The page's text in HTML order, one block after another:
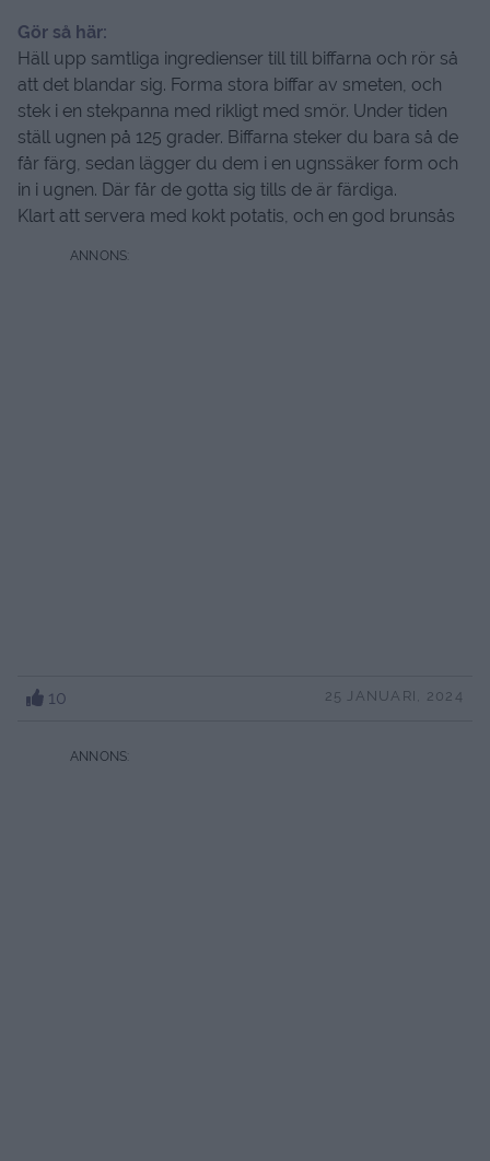
Gör så här:
Häll upp samtliga ingredienser till till biffarna och rör så
att det blandar sig. Forma stora biffar av smeten, och
stek i en stekpanna med rikligt med smör. Under tiden
ställ ugnen på 125 grader. Biffarna steker du bara så de
får färg, sedan lägger du dem i en ugnssäker form och
in i ugnen. Där får de gotta sig tills de är färdiga.
Klart att servera med kokt potatis, och en god brunsås
10 25 JANUARI, 2024